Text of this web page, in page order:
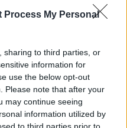
Process My Personal
sharing to third parties, or
information for
use the below opt-out
Please note that after your
may continue seeing
information utilized by
to third parties prior to